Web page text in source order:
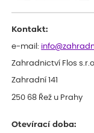
Kontakt:
e-mail:
Zahradnictví Flos
Zahradní 141
250 68 Řež u Prahy
Otevírací doba: